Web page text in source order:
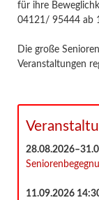
für ihre
04121/ 95444 ab
Die große
Veranstaltungen
11.09.2026